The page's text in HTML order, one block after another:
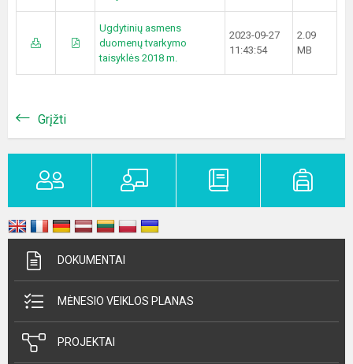
Ugdytinių asmens
duomenų tvarkymo
taisyklės 2018 m.
2023-09-27
11:43:54
2.09
MB
Grįžti
DOKUMENTAI
MĖNESIO VEIKLOS PLANAS
PROJEKTAI